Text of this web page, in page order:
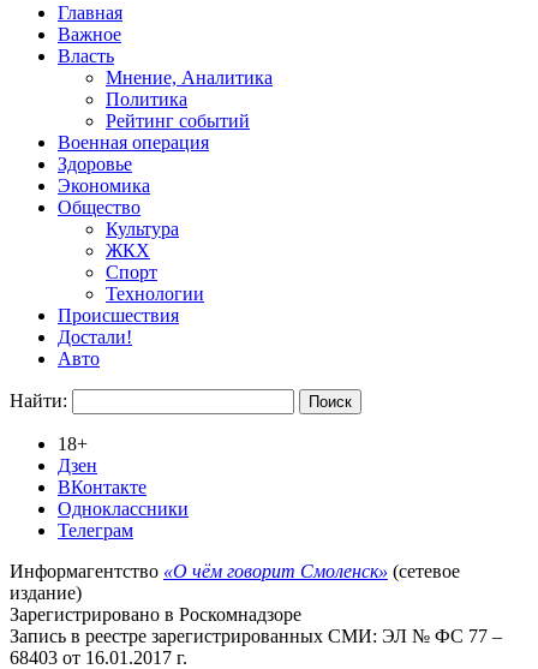
Главная
Важное
Власть
Мнение, Аналитика
Политика
Рейтинг событий
Военная операция
Здоровье
Экономика
Общество
Культура
ЖКХ
Спорт
Технологии
Происшествия
Достали!
Авто
Найти:
18+
Дзен
ВКонтакте
Одноклассники
Телеграм
Информагентство «О чём говорит Смоленск» (сетевое
издание)
Зарегистрировано в Роскомнадзоре
Запись в реестре зарегистрированных СМИ: ЭЛ № ФС 77 –
68403 от 16.01.2017 г.